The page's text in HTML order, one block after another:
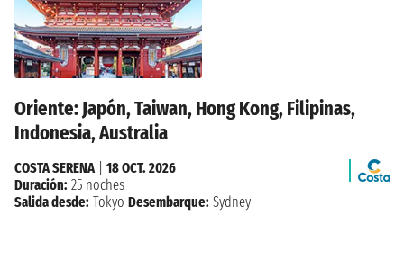
Oriente: Japón, Taiwan, Hong Kong, Filipinas,
Indonesia, Australia
COSTA SERENA
18 OCT. 2026
Duración: 25 noches
Salida desde: Tokyo Desembarque: Sydney